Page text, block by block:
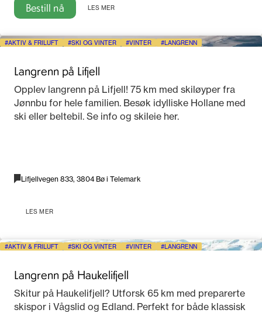
Bestill nå LES MER
AKTIV & FRILUFT SKI OG VINTER VINTER LANGRENN
Langrenn på Lifjell
Opplev langrenn på Lifjell! 75 km med skiløyper fra
Jønnbu for hele familien. Besøk idylliske Hollane med
ski eller beltebil. Se info og skileie her.
Lifjellvegen 833, 3804 Bø i Telemark
LES MER
AKTIV & FRILUFT SKI OG VINTER VINTER LANGRENN
Langrenn på Haukelifjell
Skitur på Haukelifjell? Utforsk 65 km med preparerte
skispor i Vågslid og Edland. Perfekt for både klassisk